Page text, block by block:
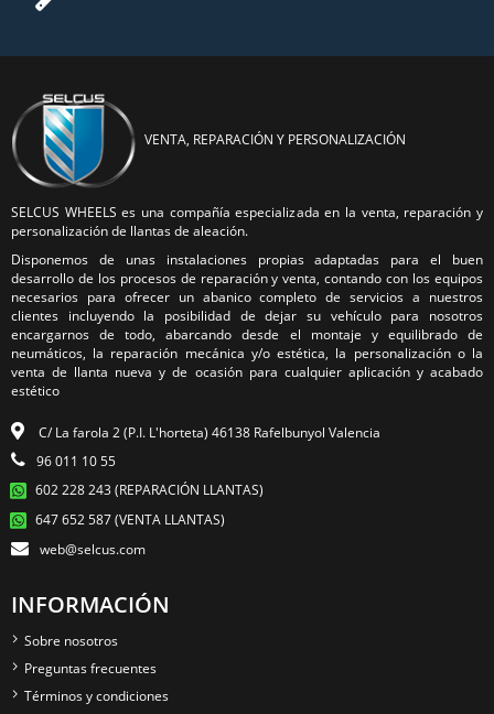
VENTA, REPARACIÓN Y PERSONALIZACIÓN
SELCUS WHEELS es una compañía especializada en la venta, reparación y
personalización de llantas de aleación.
Disponemos de unas instalaciones propias adaptadas para el buen
desarrollo de los procesos de reparación y venta, contando con los equipos
necesarios para ofrecer un abanico completo de servicios a nuestros
clientes incluyendo la posibilidad de dejar su vehículo para nosotros
encargarnos de todo, abarcando desde el montaje y equilibrado de
neumáticos, la reparación mecánica y/o estética, la personalización o la
venta de llanta nueva y de ocasión para cualquier aplicación y acabado
estético
C/ La farola 2 (P.I. L'horteta) 46138 Rafelbunyol Valencia
96 011 10 55
602 228 243 (REPARACIÓN LLANTAS)
647 652 587 (VENTA LLANTAS)
web@selcus.com
INFORMACIÓN
Sobre nosotros
Preguntas frecuentes
Términos y condiciones